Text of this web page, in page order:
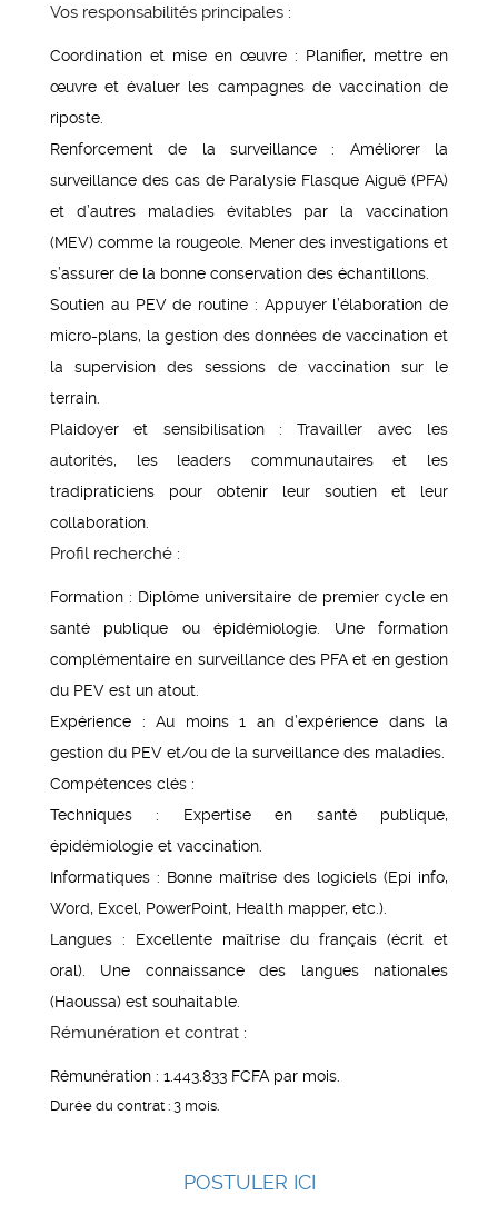
Vos responsabilités principales :
Coordination et mise en œuvre : Planifier, mettre en
œuvre et évaluer les campagnes de vaccination de
riposte.
Renforcement de la surveillance : Améliorer la
surveillance des cas de Paralysie Flasque Aiguë (PFA)
et d’autres maladies évitables par la vaccination
(MEV) comme la rougeole. Mener des investigations et
s’assurer de la bonne conservation des échantillons.
Soutien au PEV de routine : Appuyer l’élaboration de
micro-plans, la gestion des données de vaccination et
la supervision des sessions de vaccination sur le
terrain.
Plaidoyer et sensibilisation : Travailler avec les
autorités, les leaders communautaires et les
tradipraticiens pour obtenir leur soutien et leur
collaboration.
Profil recherché :
Formation : Diplôme universitaire de premier cycle en
santé publique ou épidémiologie. Une formation
complémentaire en surveillance des PFA et en gestion
du PEV est un atout.
Expérience : Au moins 1 an d’expérience dans la
gestion du PEV et/ou de la surveillance des maladies.
Compétences clés :
Techniques : Expertise en santé publique,
épidémiologie et vaccination.
Informatiques : Bonne maîtrise des logiciels (Epi info,
Word, Excel, PowerPoint, Health mapper, etc.).
Langues : Excellente maîtrise du français (écrit et
oral). Une connaissance des langues nationales
(Haoussa) est souhaitable.
Rémunération et contrat :
Rémunération : 1.443.833 FCFA par mois.
Durée du contrat : 3 mois.
POSTULER ICI